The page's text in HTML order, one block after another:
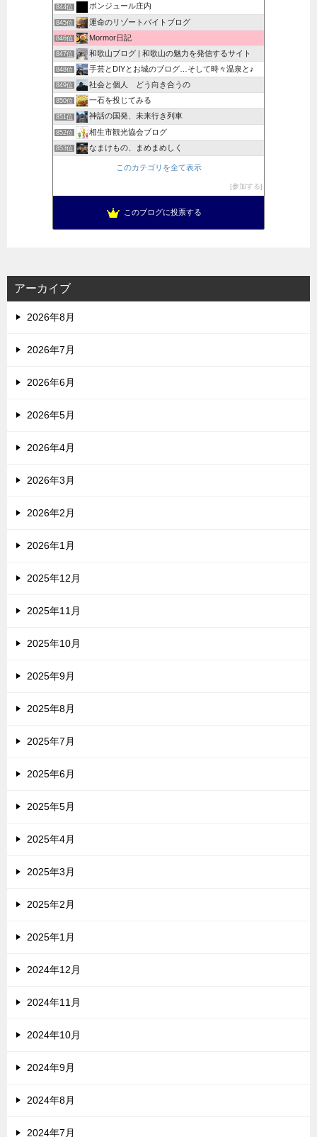
844位 ボンジュール庄内
845位 運命のリゾートバイトブログ
846位 Mormor日記
847位 和歌山ブログ | 和歌山の魅力を発信するサイト
848位 手芸とDIYとお城のブログ…そして時々温泉と♪
849位 社会と個人 どう向き合うの
850位 一石を投じてみる
851位 神話の国発、未来行き列車
852位 相生市観光協会ブログ
853位 なまけもの、まめまめしく
このカテゴリを全て表示
参加する
このブログに投票する
アーカイブ
2026年8月
2026年7月
2026年6月
2026年5月
2026年4月
2026年3月
2026年2月
2026年1月
2025年12月
2025年11月
2025年10月
2025年9月
2025年8月
2025年7月
2025年6月
2025年5月
2025年4月
2025年3月
2025年2月
2025年1月
2024年12月
2024年11月
2024年10月
2024年9月
2024年8月
2024年7月